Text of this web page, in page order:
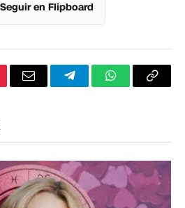
Seguir en Flipboard
CorreoTelegramWhatsApp